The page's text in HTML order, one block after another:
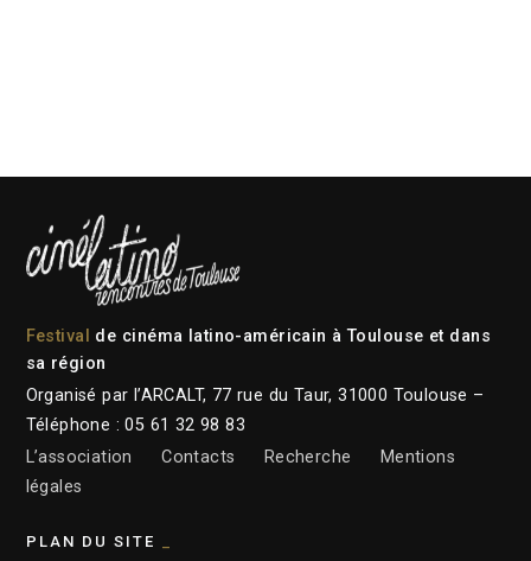
Festival
de cinéma latino-américain à Toulouse et dans
sa région
Organisé par l’ARCALT, 77 rue du Taur, 31000 Toulouse –
Téléphone : 05 61 32 98 83
L’association
Contacts Recherche
Mentions
légales
PLAN DU SITE